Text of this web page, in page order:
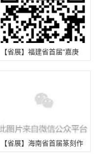
【省展】福建省首届“嘉庚
杯”书法作品展征稿启事
【省展】海南省首届篆刻作